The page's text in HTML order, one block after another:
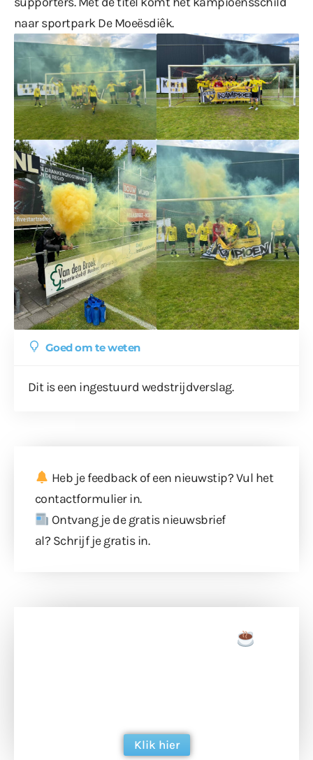
naar sportpark De Moeësdiêk.
Goed om te weten
Dit is een ingestuurd wedstrijdverslag.
Heb je feedback of een nieuwstip? Vul het
contactformulierin.
Ontvang je de gratis nieuwsbrief
al? Schrijf je gratis in.
Klik hier